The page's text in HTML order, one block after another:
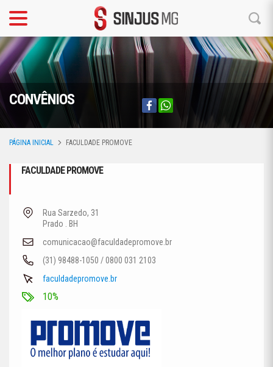
CONVÊNIOS
PÁGINA INICIAL FACULDADE PROMOVE
FACULDADE PROMOVE
Rua Sarzedo, 31
Prado . BH
comunicacao@faculdadepromove.br
(31) 98488-1050 / 0800 031 2103
faculdadepromove.br
10%